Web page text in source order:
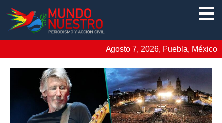
Agosto 7, 2026, Puebla, México